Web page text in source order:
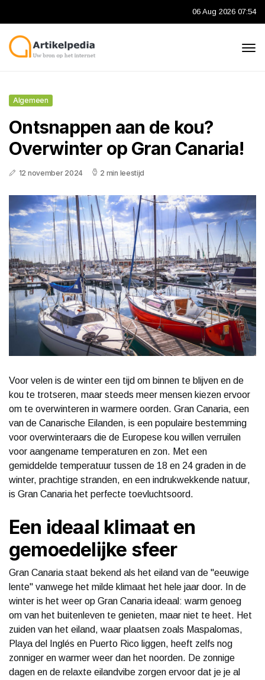
06 Aug 2026 07:54
Algemeen
Ontsnappen aan de kou?
Overwinter op Gran Canaria!
12 november 2024 2 min leestijd
Voor velen is de winter een tijd om binnen te blijven en de
kou te trotseren, maar steeds meer mensen kiezen ervoor
om te overwinteren in warmere oorden. Gran Canaria, een
van de Canarische Eilanden, is een populaire bestemming
voor overwinteraars die de Europese kou willen verruilen
voor aangename temperaturen en zon. Met een
gemiddelde temperatuur tussen de 18 en 24 graden in de
winter, prachtige stranden, en een indrukwekkende natuur,
is Gran Canaria het perfecte toevluchtsoord.
Een ideaal klimaat en
gemoedelijke sfeer
Gran Canaria staat bekend als het eiland van de "eeuwige
lente" vanwege het milde klimaat het hele jaar door. In de
winter is het weer op Gran Canaria ideaal: warm genoeg
om van het buitenleven te genieten, maar niet te heet. Het
zuiden van het eiland, waar plaatsen zoals Maspalomas,
Playa del Inglés en Puerto Rico liggen, heeft zelfs nog
zonniger en warmer weer dan het noorden. De zonnige
dagen en de relaxte eilandvibe zorgen ervoor dat je je al